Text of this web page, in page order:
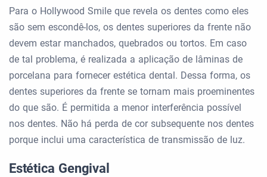
Para o Hollywood Smile que revela os dentes como eles
são sem escondê-los, os dentes superiores da frente não
devem estar manchados, quebrados ou tortos. Em caso
de tal problema, é realizada a aplicação de lâminas de
porcelana para fornecer estética dental. Dessa forma, os
dentes superiores da frente se tornam mais proeminentes
do que são. É permitida a menor interferência possível
nos dentes. Não há perda de cor subsequente nos dentes
porque inclui uma característica de transmissão de luz.
Estética Gengival